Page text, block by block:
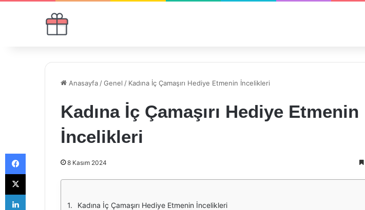
Anasayfa /Genel / Kadına İç Çamaşırı Hediye Etmenin İncelikleri
Kadına İç Çamaşırı Hediye Etmenin
İncelikleri
8 Kasım 2024
Kadına İç Çamaşırı Hediye Etmenin İncelikleri
Facebook
X
LinkedIn